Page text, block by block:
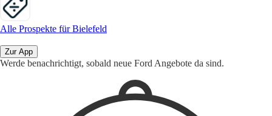
Alle Prospekte für Bielefeld
Zur App
Werde benachrichtigt, sobald neue Ford Angebote da sind.